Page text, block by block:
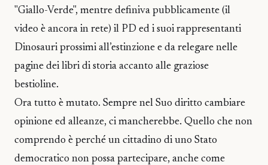
"Giallo-Verde", mentre definiva pubblicamente (il
video è ancora in rete) il PD ed i suoi rappresentanti
Dinosauri prossimi all’estinzione e da relegare nelle
pagine dei libri di storia accanto alle graziose
bestioline.
Ora tutto è mutato. Sempre nel Suo diritto cambiare
opinione ed alleanze, ci mancherebbe. Quello che non
comprendo è perché un cittadino di uno Stato
democratico non possa partecipare, anche come